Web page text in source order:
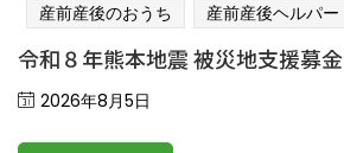
産前産後のおうち
産前産後ヘルパー
令和８年熊本地震 被災地支援募金
Posted
2026年8月5日